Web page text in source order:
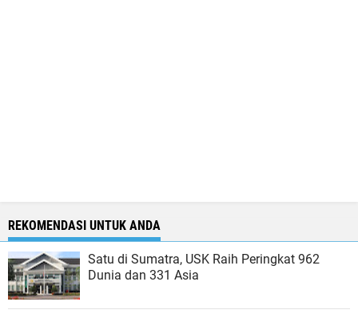
REKOMENDASI UNTUK ANDA
Satu di Sumatra, USK Raih Peringkat 962
Dunia dan 331 Asia